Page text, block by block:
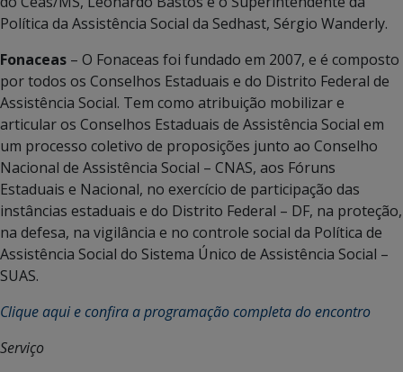
Política da Assistência Social da Sedhast, Sérgio Wanderly.
Fonaceas – O Fonaceas foi fundado em 2007, e é composto
por todos os Conselhos Estaduais e do Distrito Federal de
Assistência Social. Tem como atribuição mobilizar e
articular os Conselhos Estaduais de Assistência Social em
um processo coletivo de proposições junto ao Conselho
Nacional de Assistência Social – CNAS, aos Fóruns
Estaduais e Nacional, no exercício de participação das
instâncias estaduais e do Distrito Federal – DF, na proteção,
na defesa, na vigilância e no controle social da Política de
Assistência Social do Sistema Único de Assistência Social –
SUAS.
Clique aqui e confira a programação completa do encontro
Serviço